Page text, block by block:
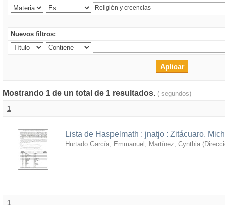
Nuevos filtros:
Mostrando 1 de un total de 1 resultados. ( segundos)
1
Lista de Haspelmath : jnatjo : Zitácuaro,
Hurtado García, Emmanuel ; Martínez, Cynthia (
1